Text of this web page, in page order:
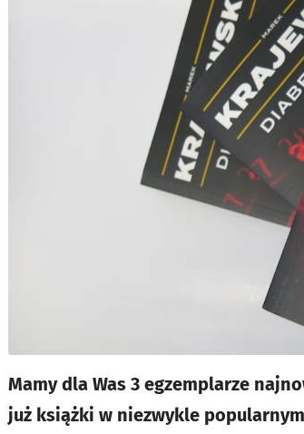
Mamy dla Was 3 egzemplarze
już książki w niezwykle